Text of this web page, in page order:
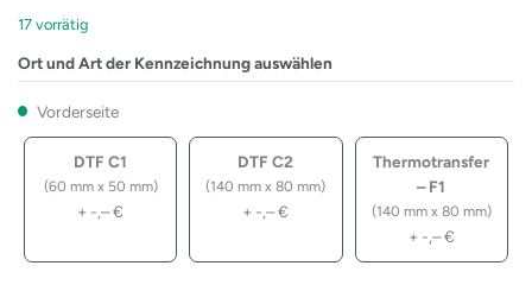
17 vorrätig
Ort und Art der Kennzeichnung auswählen
Vorderseite
DTF C1
(60 mm x 50 mm)
+ -,–€
DTF C2
(140 mm x 80 mm)
+ -,–€
Thermotransfer
– F1
(140 mm x 80 mm)
+ -,–€